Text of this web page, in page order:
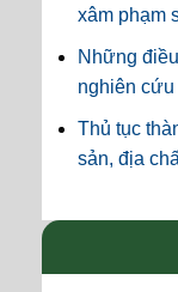
xâm phạm
Những
nghiên cứu
Thủ tục
sản, địa